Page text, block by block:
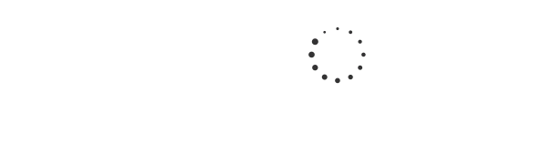
гелиевый
цифра 1
(40х102